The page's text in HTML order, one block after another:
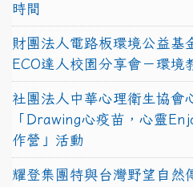
時間
財團法人電路板環境公益基
ECO達人校園分享會－環境
社團法人中華心理衛生協會
「Drawing心疫苗，心靈
作營」活動
耀登集團特與台灣野望自然